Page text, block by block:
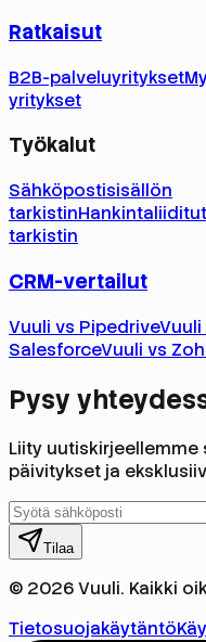
Ratkaisut
B2B-palveluyritykset
yritykset
Työkalut
Sähköpostisisällön
tarkistin
tarkistin
CRM-vertailut
Vuuli vs PipedriveVuuli
SalesforceVuuli vs
Pysy
Liity
päivitykset ja
Tilaa
© 2026 Vuuli. Kaikki
Tietosuojakäytäntö